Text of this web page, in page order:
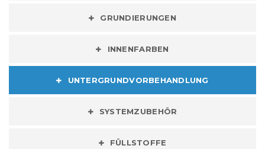
GRUNDIERUNGEN
INNENFARBEN
UNTERGRUNDVORBEHANDLUNG
SYSTEMZUBEHÖR
FÜLLSTOFFE